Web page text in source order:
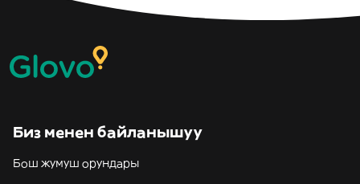
Биз менен байланышуу
Бош жумуш орундары